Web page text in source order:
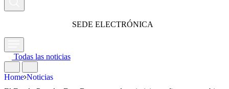
SEDE ELECTRÓNICA
Todas las noticias
Home Noticias